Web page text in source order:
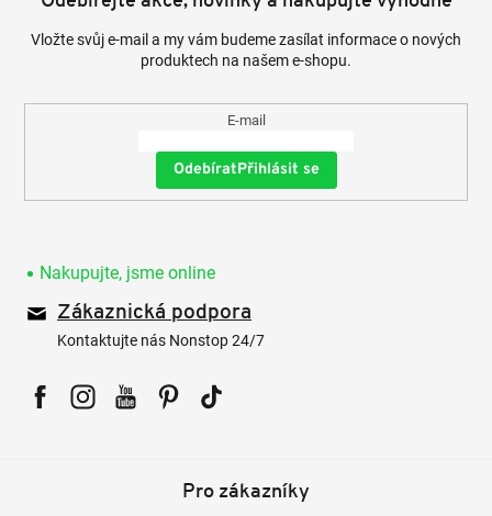
Vložte svůj e-mail a my vám budeme zasílat informace o nových
produktech na našem e-shopu.
E-mail
Přihlásit se
Nakupujte, jsme online
Zákaznická podpora
Kontaktujte nás Nonstop 24/7
Pro zákazníky